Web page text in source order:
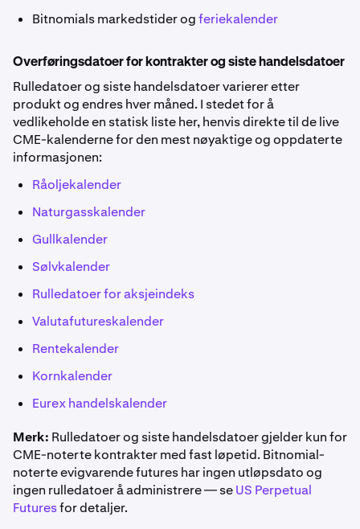
Bitnomials markedstider ogferiekalender
Overføringsdatoer for kontrakter og siste handelsdatoer
Rulledatoer og siste handelsdatoer varierer etter
produkt og endres hver måned. I stedet for å
vedlikeholde en statisk liste her, henvis direkte til de live
CME-kalenderne for den mest nøyaktige og oppdaterte
informasjonen:
Råoljekalender
Naturgasskalender
Gullkalender
Sølvkalender
Rulledatoer for aksjeindeks
Valutafutureskalender
Rentekalender
Kornkalender
Eurex handelskalender
Merk: Rulledatoer og siste handelsdatoer gjelder kun for
CME-noterte kontrakter med fast løpetid. Bitnomial-
noterte evigvarende futures har ingen utløpsdato og
ingen rulledatoer å administrere — seUS Perpetual
Futuresfor detaljer.